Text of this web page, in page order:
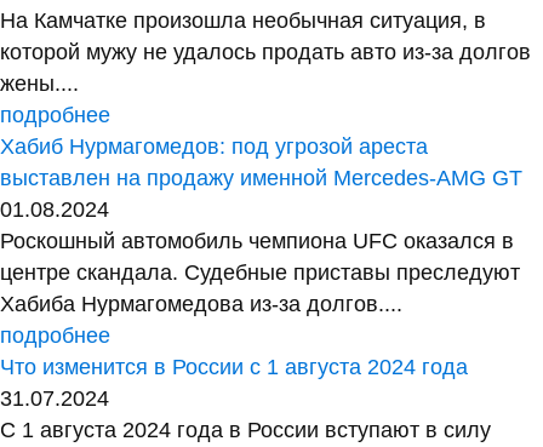
На Камчатке произошла необычная ситуация, в
которой мужу не удалось продать авто из-за долгов
жены....
подробнее
Хабиб Нурмагомедов: под угрозой ареста
выставлен на продажу именной Mercedes-AMG GT
01.08.2024
Роскошный автомобиль чемпиона UFC оказался в
центре скандала. Судебные приставы преследуют
Хабиба Нурмагомедова из-за долгов....
подробнее
Что изменится в России с 1 августа 2024 года
31.07.2024
С 1 августа 2024 года в России вступают в силу